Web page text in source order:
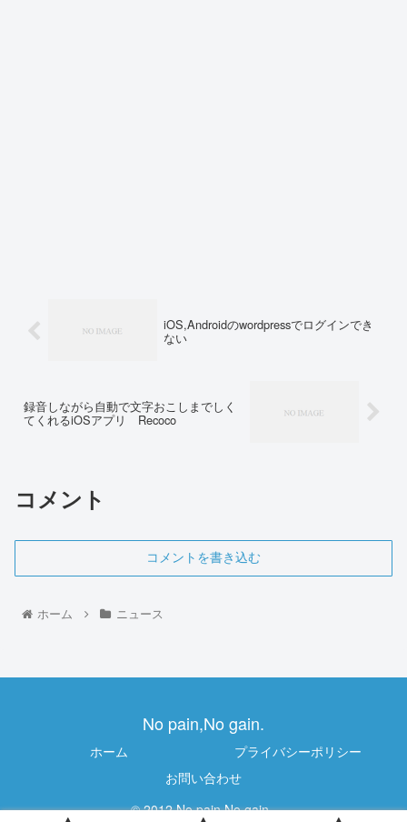
iOS,Androidのwordpressでログインでき
ない
録音しながら自動で文字おこしまでしく
てくれるiOSアプリ Recoco
コメント
コメントを書き込む
ホーム ニュース
No pain,No gain.
ホーム
プライバシーポリシー
お問い合わせ
© 2012 No pain,No gain..